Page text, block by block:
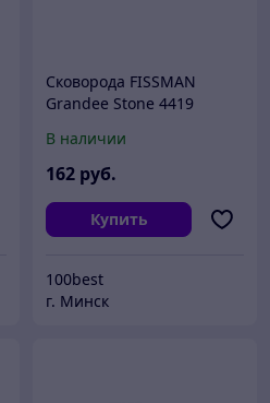
Cковорода FISSMAN
Grandee Stone 4419
индукционным дном
(алюминий с
антипригарным
покрытием)
В наличии
162 руб.
Купить
100best
г. Минск